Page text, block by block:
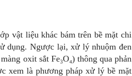
vật liệu khác bám trên bề mặt chi
dụng. Ngược lại, xử lý nhuộm đen
oxit sắt Fe₃O₄) thông qua phản
xem là phương pháp xử lý bề mặt